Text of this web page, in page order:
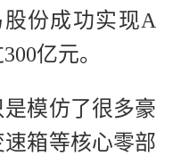
股份成功实现A
亿元。
模仿了很多豪
箱等核心零部